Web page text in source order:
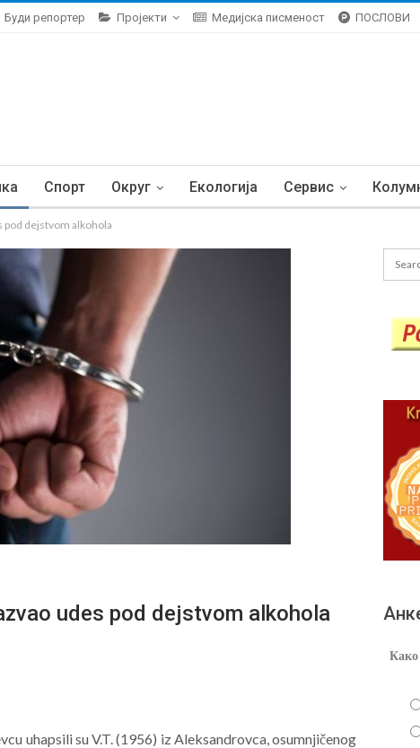
Буди репортер Пројекти Медијска писменост ПОСЛОВИ
Спорт Округ Екологија Сервис
pod dejstvom alkohola
udes pod dejstvom alkohola
uhapsili su V.T. (1956) iz Aleksandrovca, osumnjičenog
Како